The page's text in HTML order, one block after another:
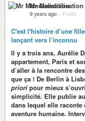
Mr Mondialisation
9 years ago – Public
C'est l'histoire d’une
lançant vers l’inconnu
Il y a trois ans, Aurélie
appartement, Paris et
d’aller à la rencontre
que ça ! De Berlin à
priori pour mieux
simplicité. Elle publie
dans lequel elle
aventure humaine.